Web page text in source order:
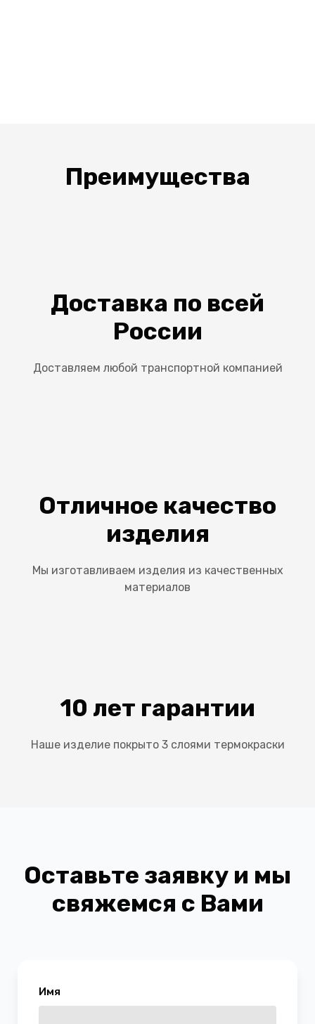
Преимущества
Доставка по всей
России
Доставляем любой транспортной компанией
Отличное качество
изделия
Мы изготавливаем изделия из качественных
материалов
10 лет гарантии
Наше изделие покрыто 3 слоями термокраски
Оставьте заявку и мы
свяжемся с Вами
Имя